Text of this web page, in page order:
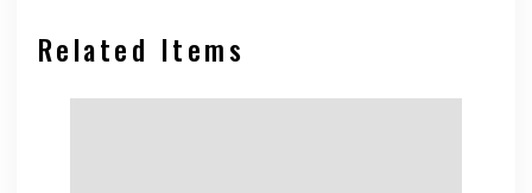
Related Items